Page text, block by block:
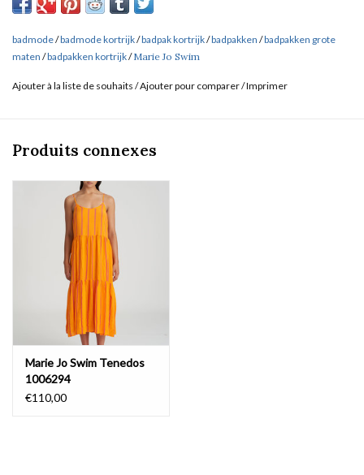
badmode/badmode kortrijk/badpak kortrijk/badpakken /badpakken grote
maten /badpakken kortrijk/Marie Jo Swim
Ajouter à la liste de souhaits /Ajouter pour comparer/Imprimer
Produits connexes
Marie Jo Swim Tenedos
1006294
€110,00